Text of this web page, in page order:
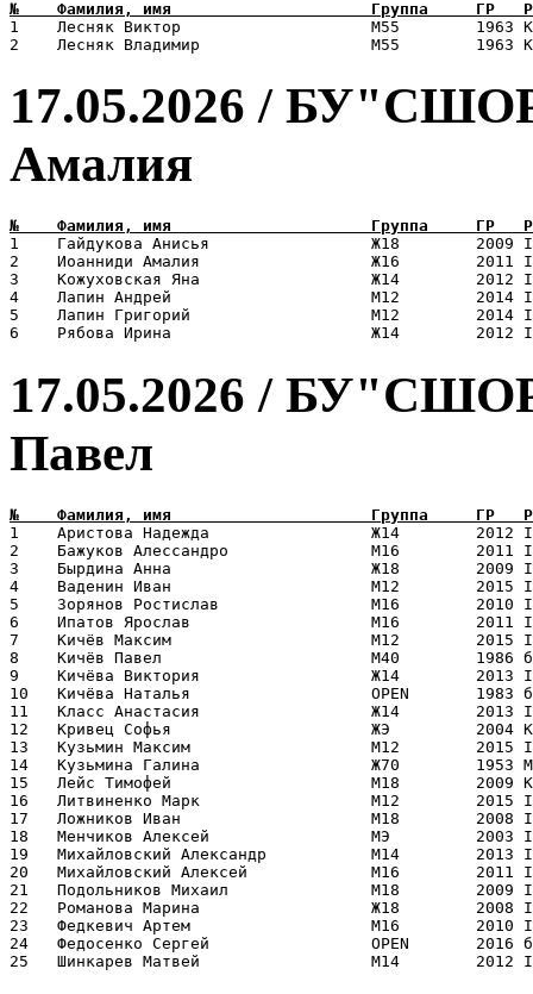
1    Лесняк Виктор                    М55
17.05.2026 /
Амалия
1    Гайдукова Анисья                 Ж18
2    Иоанниди Амалия                  Ж16
3    Кожуховская Яна                  Ж14
4    Лапин Андрей                     М12
5    Лапин Григорий                   М12
17.05.2026 /
Павел
1    Аристова Надежда                 Ж14
2    Бажуков Алессандро               М16
3    Бырдина Анна                     Ж18
4    Ваденин Иван                     М12
5    Зорянов Ростислав                М16
6    Ипатов Ярослав                   М16
7    Кичёв Максим                     М12
8    Кичёв Павел                      М40
9    Кичёва Виктория                  Ж14
10   Кичёва Наталья                   OPEN
11   Класс Анастасия                  Ж14
12   Кривец Софья                     ЖЭ
13   Кузьмин Максим                   М12
14   Кузьмина Галина                  Ж70
15   Лейс Тимофей                     М18
16   Литвиненко Марк                  М12
17   Ложников Иван                    М18
18   Менчиков Алексей                 МЭ
19   Михайловский Александр           М14
20   Михайловский Алексей             М16
21   Подольников Михаил               М18
22   Романова Марина                  Ж18
23   Федкевич Артем                   М16
24   Федосенко Сергей                 OPEN